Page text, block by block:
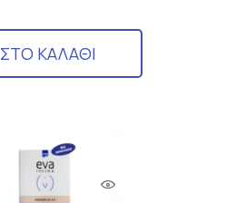
ΣΤΟ ΚΑΛΑΘΙ